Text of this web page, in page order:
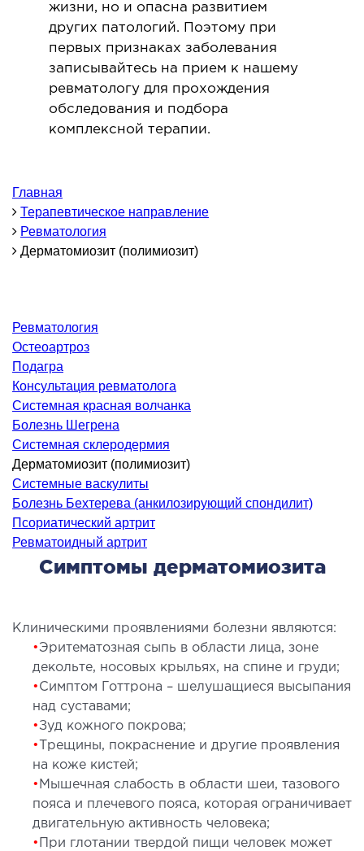
в хирургии
И ОНКОХИРУРГИЯ
и болезни молочной железы
и онкохирургия
НАПРАВЛЕНИЕ
и нутрициология
терапия
помощь
ЗАБОЛЕВАНИЯ
носа
ушей
И ЛОР-ХИРУРГИЯ
лечение полости носа и
лечение заболеваний и
гортани и глотки
лечение храпа
жизни, но и опасна развитием
других патологий. Поэтому при
первых признаках заболевания
записывайтесь на прием к нашему
ревматологу для прохождения
обследования и подбора
комплексной терапии.
Главная
Терапевтическое направление
Ревматология
Дерматомиозит (полимиозит)
Ревматология
Остеоартроз
Подагра
Консультация ревматолога
Системная красная волчанка
Болезнь Шегрена
Системная склеродермия
Дерматомиозит (полимиозит)
Системные васкулиты
Болезнь Бехтерева (анкилозирующий спондилит)
Псориатический артрит
Ревматоидный артрит
Симптомы дерматомиозита
Клиническими проявлениями болезни являются:
• Эритематозная сыпь в области лица, зоне
декольте, носовых крыльях, на спине и груди;
• Симптом Готтрона – шелушащиеся высыпания
над суставами;
• Зуд кожного покрова;
•
Трещины, покраснение и другие проявления
на коже кистей;
• Мышечная слабость в области шеи, тазового
пояса и плечевого пояса, которая ограничивает
двигательную активность человека;
•
При глотании твердой пищи человек может